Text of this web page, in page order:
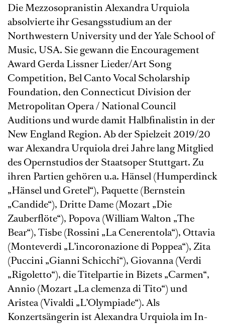
Die Mezzosopranistin Alexandra Urquiola
absolvierte ihr Gesangsstudium an der
Northwestern University und der Yale School of
Music, USA. Sie gewann die Encouragement
Award Gerda Lissner Lieder/Art Song
Competition, Bel Canto Vocal Scholarship
Foundation, den Connecticut Division der
Metropolitan Opera / National Council
Auditions und wurde damit Halbfinalistin in der
New England Region. Ab der Spielzeit 2019/20
war Alexandra Urquiola drei Jahre lang Mitglied
des Opernstudios der Staatsoper Stuttgart. Zu
ihren Partien gehören u.a. Hänsel (Humperdinck
„Hänsel und Gretel“), Paquette (Bernstein
„Candide“), Dritte Dame (Mozart „Die
Zauberflöte“), Popova (William Walton „The
Bear“), Tisbe (Rossini „La Cenerentola“), Ottavia
(Monteverdi „L’incoronazione di Poppea“), Zita
(Puccini „Gianni Schicchi“), Giovanna (Verdi
„Rigoletto“), die Titelpartie in Bizets „Carmen“,
Annio (Mozart „La clemenza di Tito“) und
Aristea (Vivaldi „L’Olympiade“). Als
Konzertsängerin ist Alexandra Urquiola im In-